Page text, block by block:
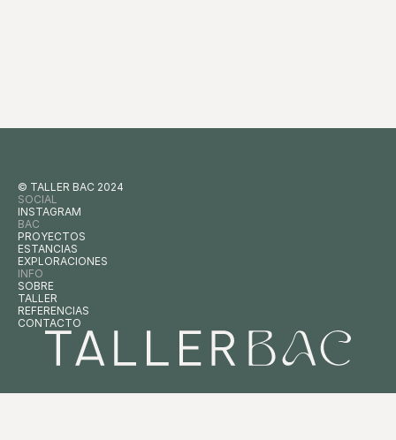
© TALLER BAC 2024
SOCIAL
INSTAGRAM
BAC
PROYECTOS
ESTANCIAS
EXPLORACIONES
INFO
SOBRE
TALLER
REFERENCIAS
CONTACTO